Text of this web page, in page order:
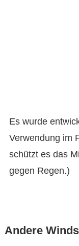
Es wurde
Verwendung im
schützt es das
gegen Regen.)
Andere